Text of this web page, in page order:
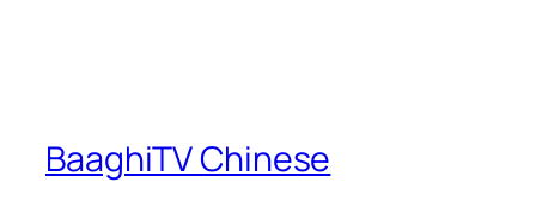
BaaghiTV Chinese